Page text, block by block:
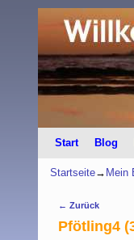
Zum Inhalt
Zum
Start Blog
Startseite→ Mein
Bilder-
← Zurück
Pfötling4